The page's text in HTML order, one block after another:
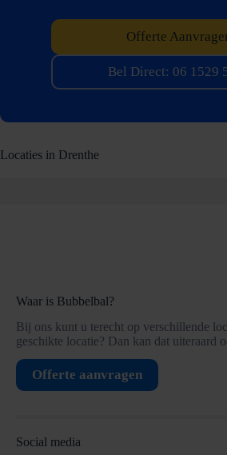
Offerte
Bel Direct: 06 1529
Locaties in Drenthe
Waar is Bubbelbal?
Bij ons kunt u terecht op verschillende
geschikte locatie? Dan kan dat uiteraard
Offerte aanvragen
Social media